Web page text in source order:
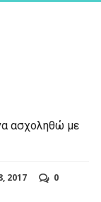
ασχοληθώ με
2017
0